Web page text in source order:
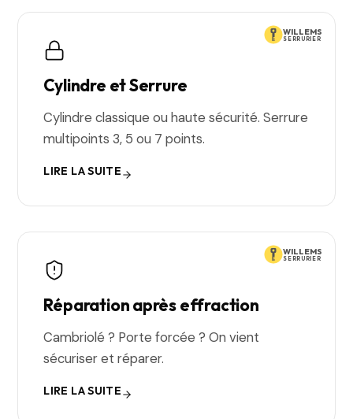
WILLEMS
SERRURIER
Cylindre et Serrure
Cylindre classique ou haute sécurité. Serrure
multipoints 3, 5 ou 7 points.
LIRE LA SUITE
WILLEMS
SERRURIER
Réparation après effraction
Cambriolé ? Porte forcée ? On vient
sécuriser et réparer.
LIRE LA SUITE